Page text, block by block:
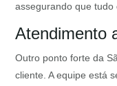
assegurando que tudo
Atendimento
Outro ponto forte da
cliente. A equipe está